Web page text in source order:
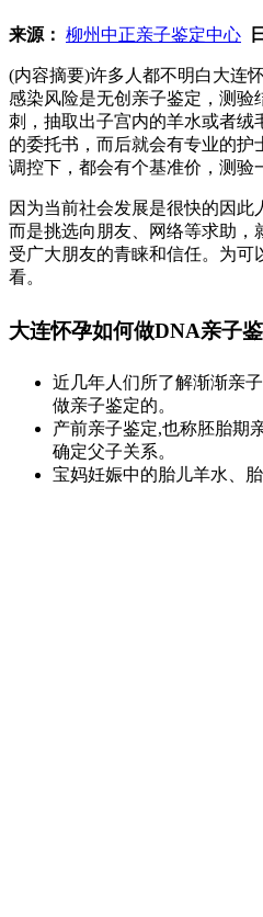
来源： 柳州中正亲子鉴定中心
(内容摘要)许多人都不明白大连
感染风险是无创亲子鉴定，测验
刺，抽取出子宫内的羊水或者绒
的委托书，而后就会有专业的
调控下，都会有个基准价，测验
因为当前社会发展是很快的因
而是挑选向朋友、网络等求助，
受广大朋友的青睐和信任。为
看。
大连怀孕如何做DNA亲子
近几年人们所了解渐渐亲
做亲子鉴定的。
产前亲子鉴定,也称胚胎期
确定父子关系。
宝妈妊娠中的胎儿羊水、